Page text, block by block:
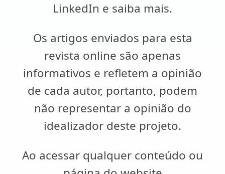
LinkedIn e saiba mais.
Os artigos enviados para esta
revista online são apenas
informativos e refletem a opinião
de cada autor, portanto, podem
não representar a opinião do
idealizador deste projeto.
Ao acessar qualquer conteúdo ou